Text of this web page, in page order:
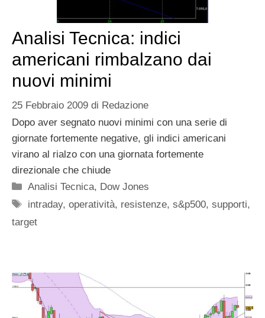
Analisi Tecnica: indici
americani rimbalzano dai
nuovi minimi
25 Febbraio 2009 di Redazione
Dopo aver segnato nuovi minimi con una serie di
giornate fortemente negative, gli indici americani
virano al rialzo con una giornata fortemente
direzionale che chiude
Categorie
Analisi Tecnica, Dow Jones
Tag
intraday,operatività, resistenze,s&p500,supporti,
target